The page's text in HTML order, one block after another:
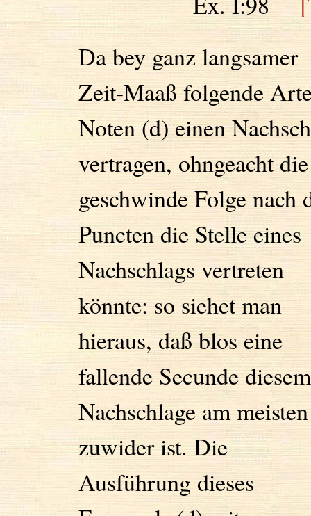
Da bey ganz langsamer
Zeit-Maaß folgende
Noten (d) einen
vertragen, ohngeacht die
geschwinde Folge nach
Puncten die Stelle eines
Nachschlags vertreten
könnte: so siehet man
hieraus, daß blos eine
fallende Secunde diesem
Nachschlage am meisten
zuwider ist. Die
Ausführung dieses